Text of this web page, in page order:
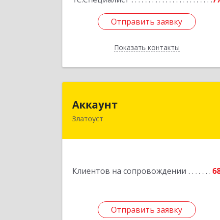
Отправить заявку
Показать контакты
Отправить заявку
Назад
Аккаунт
Златоуст
Клиентов на сопровождении
Отправить заявку
456200, Челябинская обл, Златоуст г,
Отправить заявку